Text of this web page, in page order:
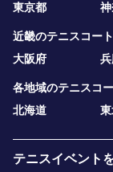
東京都
近畿のテニスコート
大阪府
各地域のテニスコ
北海道
テニスイベント